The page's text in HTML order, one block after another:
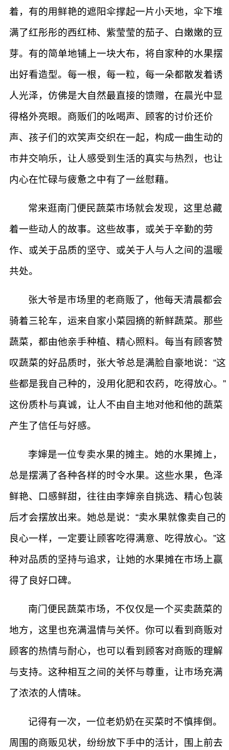
着，有的用鲜艳的遮阳伞撑起一片小天地，伞下堆
满了红彤彤的西红柿、紫莹莹的茄子、白嫩嫩的豆
芽。有的简单地铺上一块大布，将自家种的水果摆
出好看造型。每一根，每一粒，每一朵都散发着诱
人光泽，仿佛是大自然最直接的馈赠，在晨光中显
得格外亮眼。商贩们的吆喝声、顾客的讨价还价
声、孩子们的欢笑声交织在一起，构成一曲生动的
市井交响乐，让人感受到生活的真实与热烈，也让
内心在忙碌与疲惫之中有了一丝慰藉。
常来逛南门便民蔬菜市场就会发现，这里总藏
着一些动人的故事。这些故事，或关于辛勤的劳
作、或关于品质的坚守、或关于人与人之间的温暖
共处。
张大爷是市场里的老商贩了，他每天清晨都会
骑着三轮车，运来自家小菜园摘的新鲜蔬菜。那些
蔬菜，都由他亲手种植、精心照料。每当有顾客赞
叹蔬菜的好品质时，张大爷总是满脸自豪地说：“这
些都是我自己种的，没用化肥和农药，吃得放心。”
这份质朴与真诚，让人不由自主地对他和他的蔬菜
产生了信任与好感。
李婶是一位专卖水果的摊主。她的水果摊上，
总是摆满了各种各样的时令水果。这些水果，色泽
鲜艳、口感鲜甜，往往由李婶亲自挑选、精心包装
后才会摆放出来。她总是说：“卖水果就像卖自己的
良心一样，一定要让顾客吃得满意、吃得放心。”这
种对品质的坚持与追求，让她的水果摊在市场上赢
得了良好口碑。
南门便民蔬菜市场，不仅仅是一个买卖蔬菜的
地方，这里也充满温情与关怀。你可以看到商贩对
顾客的热情与耐心，也可以看到顾客对商贩的理解
与支持。这种相互之间的关怀与尊重，让市场充满
了浓浓的人情味。
记得有一次，一位老奶奶在买菜时不慎摔倒。
周围的商贩见状，纷纷放下手中的活计，围上前去